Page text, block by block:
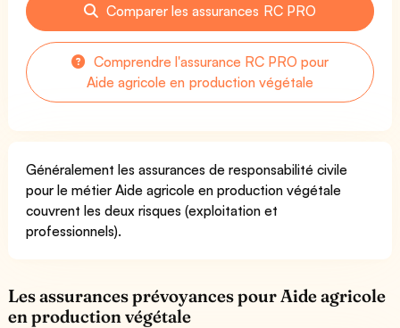
Comparer les assurances RC PRO
Comprendre l'assurance RC PRO pour
Aide agricole en production végétale
Généralement les assurances de responsabilité civile
pour le métier Aide agricole en production végétale
couvrent les deux risques (exploitation et
professionnels).
Les assurances prévoyances pour Aide agricole
en production végétale